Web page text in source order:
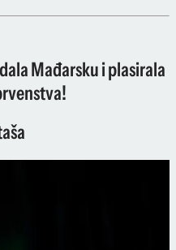
Mađarsku i plasirala